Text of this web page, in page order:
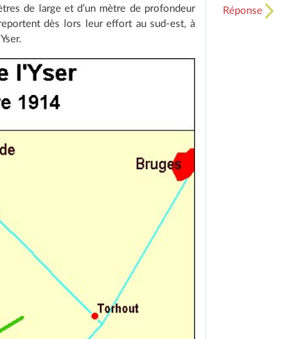
de large et d’un mètre de profondeur
dès lors leur effort au sud-est, à
Réponse